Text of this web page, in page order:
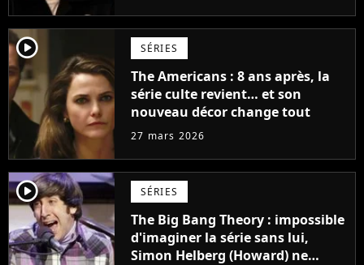
player2 SÉRIES
The Americans : 8 ans après, la
série culte revient… et son
nouveau décor change tout
27 mars 2026
player2 SÉRIES
The Big Bang Theory : impossible
d'imaginer la série sans lui,
Simon Helberg (Howard) ne